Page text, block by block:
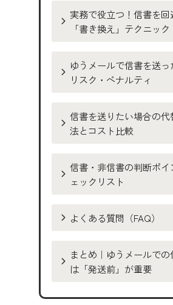
実務で役立つ！信書を回
「書き換え」テクニック
ゆうメールで信書を送っ
リスク・ペナルティ
信書を送りたい場合の代
法とコスト比較
信書・非信書の判断ポイ
ェックリスト
よくある質問（FAQ）
まとめ｜ゆうメールで
は「発送前」が重要